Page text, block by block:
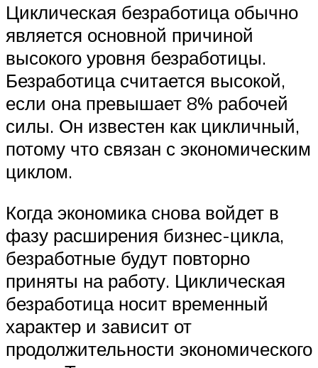
Циклическая безработица обычно
является основной причиной
высокого уровня безработицы.
Безработица считается высокой,
если она превышает 8% рабочей
силы. Он известен как цикличный,
потому что связан с экономическим
циклом.
Когда экономика снова войдет в
фазу расширения бизнес-цикла,
безработные будут повторно
приняты на работу. Циклическая
безработица носит временный
характер и зависит от
продолжительности экономического